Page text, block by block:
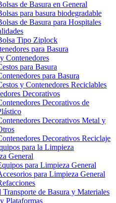
de Basura en General
para basura biodegradable
de Basura para Hospitales
Tipo Ziplock
para Basura
Contenedores
para Basura
para Basura
y Contenedores Reciclables
Decorativos
Decorativos de
Decorativos Metal y
Decorativos Reciclaje
para la Limpieza
General
para Limpieza General
para Limpieza General
Transporte de Basura y Materiales
Plataformas